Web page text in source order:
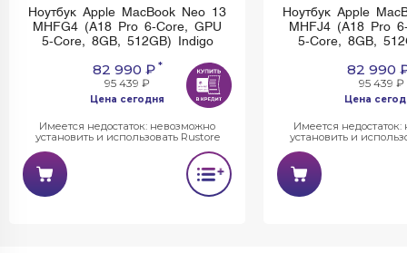
Ноутбук Apple MacBook Neo 13
MHFG4 (A18 Pro 6-Core, GPU
5-Core, 8GB, 512GB) Indigo
82 990 ₽*
95 439 ₽
Цена сегодня
Имеется недостаток: невозможно
установить и использовать Rustore
Ноутбук Apple
MHFJ4 (A18 Pro
5-Core, 8GB,
82 990
95 439 ₽
Цена
Имеется
установить и